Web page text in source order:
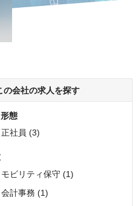
の会社の求人を探す
態
正社員 (3)
モビリティ保守 (1)
会計事務 (1)